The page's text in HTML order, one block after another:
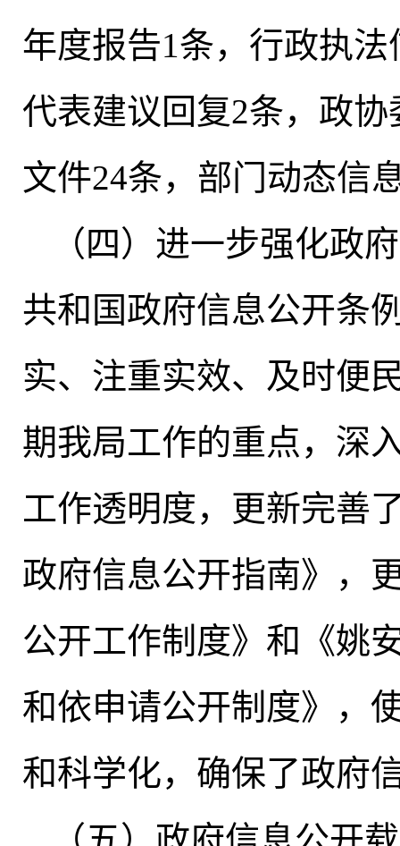
年度报告1条，行政执法
代表建议回复2条， 政协
文件24条，部门动态信
（四）进一步强化政
共和国政府信息公开条
实、注重实效、及时便
期我局工作的重点，深
工作透明度，更新完善
政府信息公开指南》
，
公开工作制度》和《姚
和依申请公开制度》，
和科学化， 确保了政府